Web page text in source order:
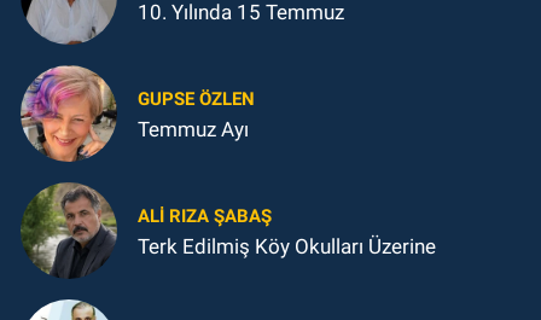
10. Yılında 15 Temmuz
GUPSE ÖZLEN
Temmuz Ayı
ALI RIZA ŞABAŞ
Terk Edilmiş Köy Okulları Üzerine